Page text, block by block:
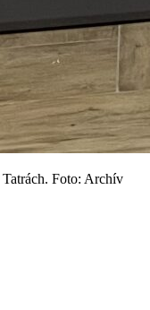
Foto: Archív